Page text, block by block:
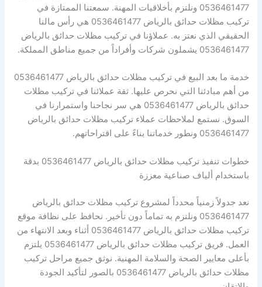
0536461477 ونلتزم بأخلاقيات المهنة. سمعتنا الممتازة في
تركيب مظلات حدائق بالرياض 0536461477 هي رأس مالنا
الحقيقي الذي نعتز به. عملاؤنا في تركيب مظلات حدائق بالرياض
0536461477 يشملون شركات وأفراداً من جميع مناطق المملكة.
خدمة ما بعد البيع في تركيب مظلات حدائق بالرياض 0536461477
من أهم مبادئنا التي نحرص عليها. ثقة عملائنا في تركيب مظلات
حدائق بالرياض 0536461477 هي سر نجاحنا واستمرارنا في
السوق. نستمع لملاحظات عملاء تركيب مظلات حدائق بالرياض
0536461477 ونطور خدماتنا بناءً على اقتراحاتهم.
خطوات تنفيذ تركيب مظلات حدائق بالرياض 0536461477 بدقة
باستخدام ألياف صناعية معززة
نعد جدولاً زمنياً محدداً لمشروع تركيب مظلات حدائق بالرياض
0536461477 ونلتزم به تماماً دون تأخير. نحافظ على نظافة موقع
تركيب مظلات حدائق بالرياض 0536461477 أثناء وبعد الانتهاء من
العمل. فريق تركيب مظلات حدائق بالرياض 0536461477 يلتزم
بأعلى معايير الصحة والسلامة المهنية. نوثق جميع مراحل تركيب
مظلات حدائق بالرياض 0536461477 بالصور لتأكيد الجودة